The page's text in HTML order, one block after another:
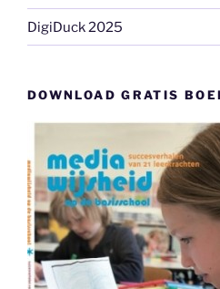
DigiDuck 2025
DOWNLOAD GRATIS